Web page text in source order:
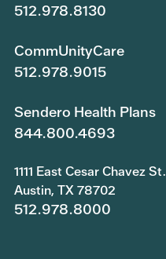
512.978.8130
CommUnityCare
512.978.9015
Sendero Health Plans
844.800.4693
1111 East Cesar Chavez St.
Austin, TX 78702
512.978.8000